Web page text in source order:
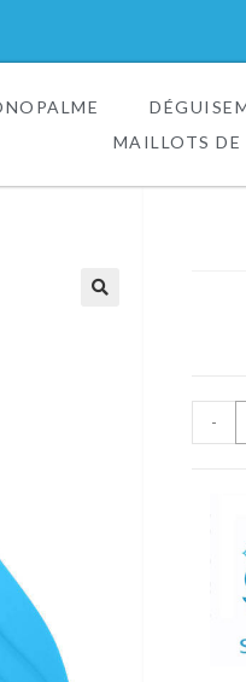
MAILLOTS DE
-